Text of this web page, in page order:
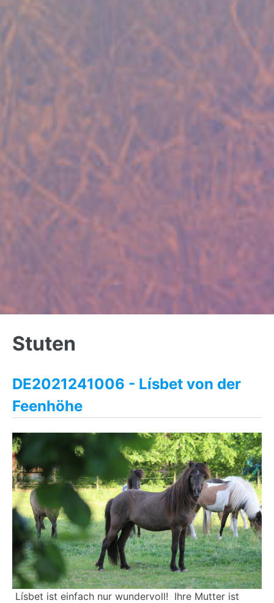
to
top
Stuten
DE2021241006 - Lísbet von der
Feenhöhe
Lísbet ist einfach nur wundervoll! Ihre Mutter ist